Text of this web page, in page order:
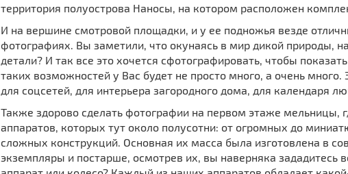
территория полуострова Наносы, на котором расположен
И на вершине смотровой площадки, и у ее подножья везде
фотографиях. Вы заметили, что окунаясь в мир дикой природы,
детали? И так все это хочется сфотографировать, чтобы
таких возможностей у Вас будет не просто много, а очень
для соцсетей, для интерьера загородного дома, для календаря
Также здорово сделать фотографии на первом этаже мельницы,
аппаратов, которых тут около полусотни: от огромных до
сложных конструкций. Основная их масса была изготовлена в
экземпляры и постарше, осмотрев их, вы наверняка зададитесь